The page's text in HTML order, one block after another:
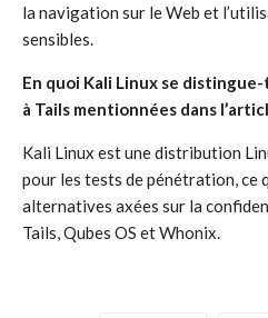
la navigation sur le Web et
sensibles.
En quoi Kali Linux se
à Tails mentionnées dans
Kali Linux est une distribution
pour les tests de pénétration, ce
alternatives axées sur la
Tails, Qubes OS et Whonix.